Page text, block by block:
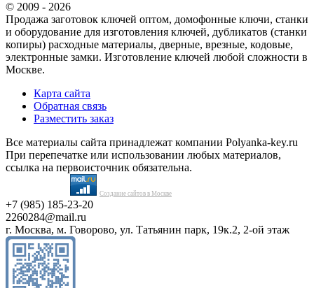
© 2009 - 2026
Продажа заготовок ключей оптом, домофонные ключи, станки
и оборудование для изготовления ключей, дубликатов (станки
копиры) расходные материалы, дверные, врезные, кодовые,
электронные замки. Изготовление ключей любой сложности в
Москве.
Карта сайта
Обратная связь
Разместить заказ
Все материалы сайта принадлежат компании Polyanka-key.ru
При перепечатке или использовании любых материалов,
ссылка на первоисточник обязательна.
Создание сайтов в Москве
+7 (985) 185-23-20
2260284@mail.ru
г. Москва, м. Говорово, ул. Татьянин парк, 19к.2, 2-ой этаж